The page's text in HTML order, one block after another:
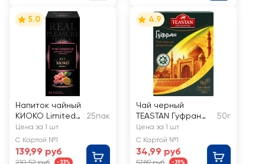
5.0
Напиток чайный
КИОКО Limited
Pink Romance,
каркаде с
ягодами и
фруктами
25пак
Цена за 1 шт
С Картой №1
139,99 руб
210,52 руб -33%
4.9
Чай черный
TEASTAN Гуфран
индийский мелкий
50г
Цена за 1 шт
С Картой №1
34,99 руб
57,89 руб -39%